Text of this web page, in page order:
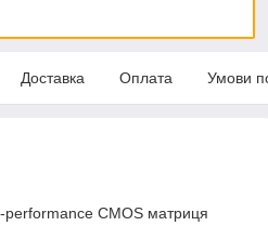
Доставка Оплата Умови
performance CMOS матриця